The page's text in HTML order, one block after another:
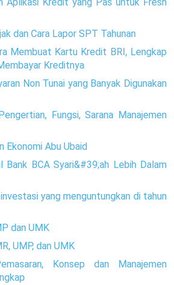
Aplikasi Kredit yang Pas untuk Fresh
dan Cara Lapor SPT Tahunan
Membuat Kartu Kredit BRI, Lengkap
Kreditnya
Non Tunai yang Banyak Digunakan
Fungsi, Sarana Manajemen
Ekonomi Abu Ubaid
Bank BCA Syari&#39;ah Lebih Dalam
yang menguntungkan di tahun
dan UMK
UMP, dan UMK
Konsep dan Manajemen